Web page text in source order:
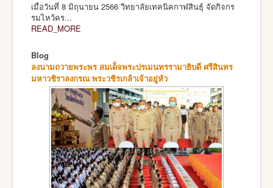
เมื่อวันที่ 8 มิถุนายน 2566 วิทยาลัยเทคนิคกาฬสินธุ์ จัดกิจกร
รมไหว้คร...
READ_MORE
Blog
ลงนามถวายพระพร สมเด็จพระปรเมนทรรามาธิบดี ศรีสินทร
มหาวชิราลงกรณ พระวชิรเกล้าเจ้าอยู่หัว